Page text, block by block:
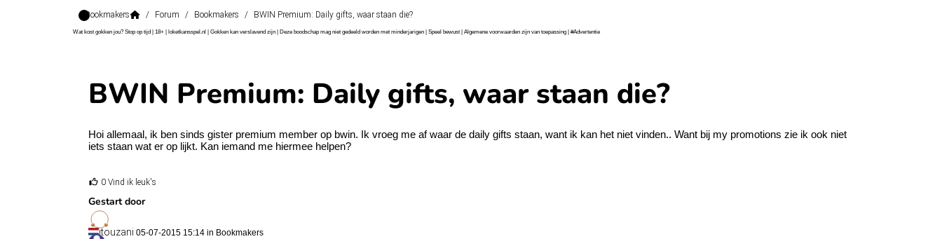
Bookmakers / Forum / Bookmakers / BWIN Premium: Daily gifts, waar staan die?
Wat kost gokken jou? Stop op tijd | 18+ | loketkansspel.nl | Gokken kan verslavend zijn | Deze boodschap mag niet gedeeld worden met minderjarigen | Speel bewust | Algemene voorwaarden zijn van toepassing | #Advertentie
BWIN Premium: Daily gifts, waar staan die?
Hoi allemaal, ik ben sinds gister premium member op bwin. Ik vroeg me af waar de daily gifts staan, want ik kan het niet vinden.. Want bij my promotions zie ik ook niet
iets staan wat er op lijkt. Kan iemand me hiermee helpen?
0 Vind ik leuk's
Gestart door
itouzani 05-07-2015 15:14 in Bookmakers